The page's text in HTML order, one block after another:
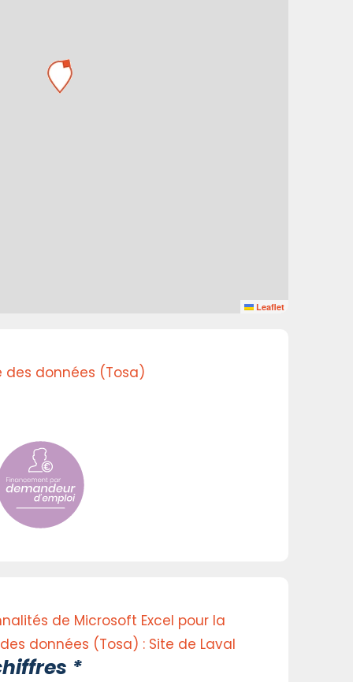
Leaflet
des données (Tosa)
de Microsoft Excel pour la
données (Tosa) : Site de Laval
*